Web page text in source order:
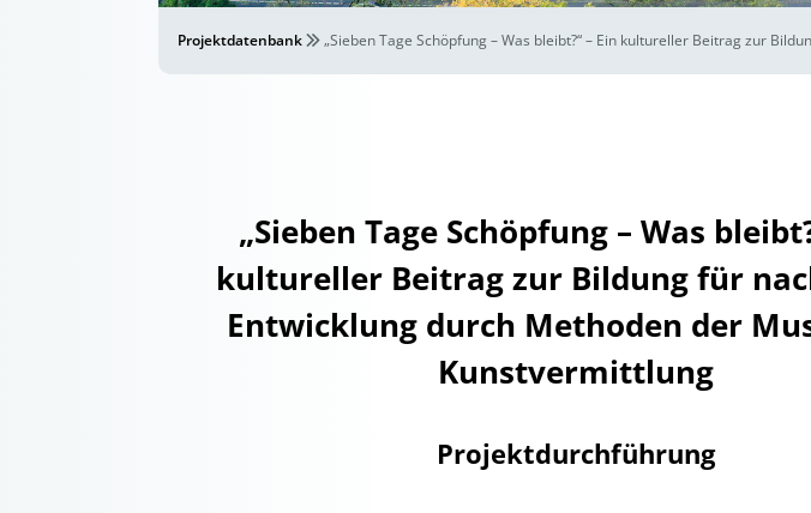
Projektdatenbank „Sieben Tage Schöpfung – Was bleibt?“ – Ein kultureller Beitrag zur
„Sieben Tage Schöpfung – Was
kultureller Beitrag zur Bildung für
Entwicklung durch Methoden der
Kunstvermittlung
Projektdurchführung